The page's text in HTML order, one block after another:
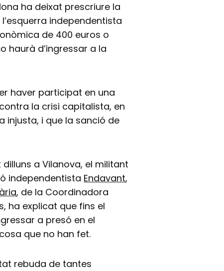
ha deixat prescriure la
independentista
de 400 euros o
haurà d’ingressar a la
haver participat en una
la crisi capitalista, en
injusta, i que la sanció de
a Vilanova, el militant
independentista Endavant,
, de la Coordinadora
ha explicat que fins el
a presó en el
que no han fet.
rebuda de tantes